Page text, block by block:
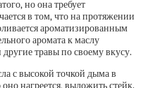
но она требует
в том, что на протяжении
ароматизированным
аромата к маслу
травы по своему вкусу.
с высокой точкой дыма в
нагреется, выложить стейк.